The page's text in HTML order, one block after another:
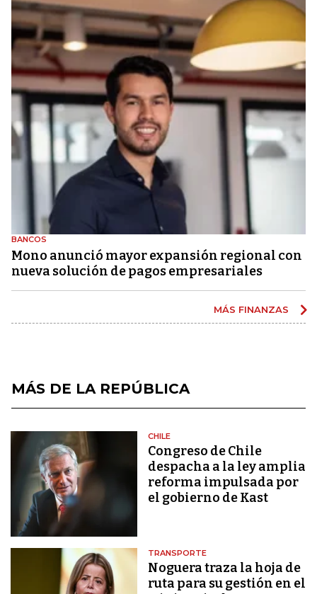
BANCOS
Mono anunció mayor expansión regional con
nueva solución de pagos empresariales
MÁS FINANZAS
MÁS DE LA REPÚBLICA
CHILE
Congreso de Chile
despacha a la ley amplia
reforma impulsada por
el gobierno de Kast
TRANSPORTE
Noguera traza la hoja de
ruta para su gestión en el